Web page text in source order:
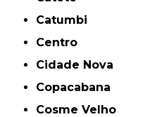
Catumbi
Centro
Cidade Nova
Copacabana
Cosme Velho